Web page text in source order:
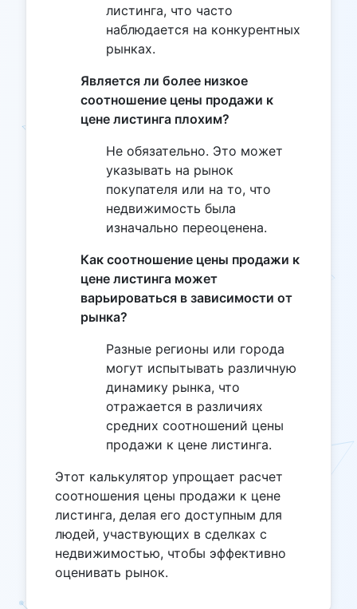
листинга, что часто
наблюдается на конкурентных
рынках.
Является ли более низкое
соотношение цены продажи к
цене листинга плохим?
Не обязательно. Это может
указывать на рынок
покупателя или на то, что
недвижимость была
изначально переоценена.
Как соотношение цены продажи к
цене листинга может
варьироваться в зависимости от
рынка?
Разные регионы или города
могут испытывать различную
динамику рынка, что
отражается в различиях
средних соотношений цены
продажи к цене листинга.
Этот калькулятор упрощает расчет
соотношения цены продажи к цене
листинга, делая его доступным для
людей, участвующих в сделках с
недвижимостью, чтобы эффективно
оценивать рынок.